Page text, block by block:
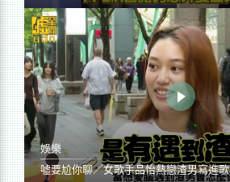
娛樂
噓要尬你聊／女歌手品怡熱戀渣男寫進歌